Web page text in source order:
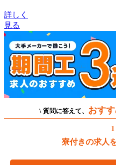
詳しく
見る
\ 質問に答えて、 おす
寮付きの求人